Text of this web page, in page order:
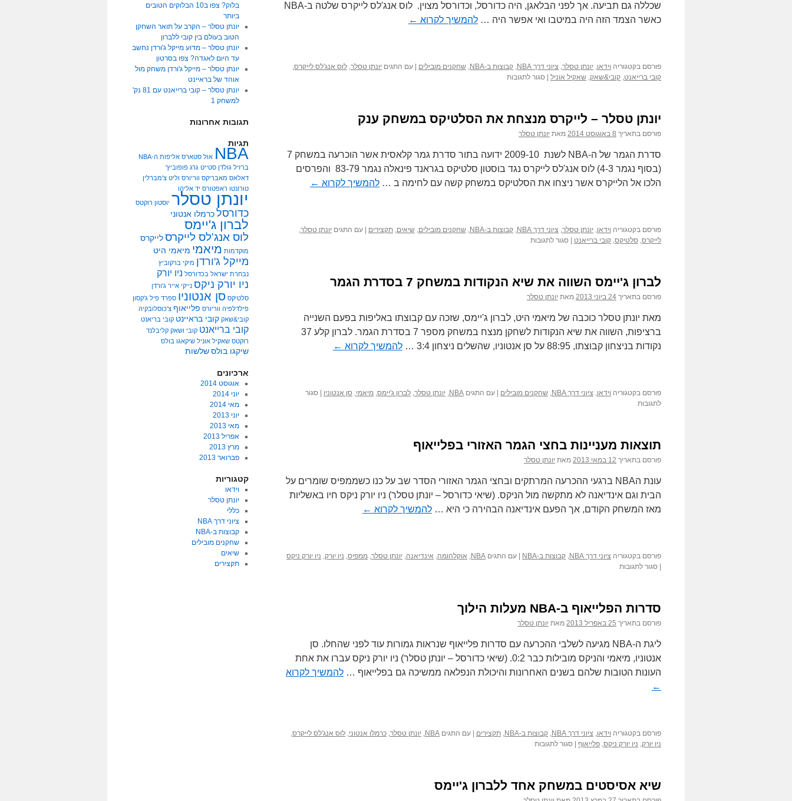
ב10
שכללה גם תביעה. אך לפני הבלאגן, היה כדורסל, וכדורסל מצוין. לוס אנג'לס לייקרס שלטה ב-NBA
כאשר הצמד הזה היה במיטבו ואי אפשר היה … להמשיך לקרוא ←
פורסם בקטגוריה וידאו, יונתן טסלר, ציוני דרך NBA , קבוצות ב-NBA , שחקנים מובילים עם התגים יונתן טסלר, לוס אנג'לס לייקרס,
קובי ברייאנט, קובי&שאק, שאקיל אוניל סגור לתגובותעל
הכי
–
טסלר
יונתן טסלר – לייקרס מנצחת את הסלטיקס במשחק ענק
פורסם בתאריך 8 באוגוסט 2014 מאת יונתן טסלר
סדרת הגמר של ה-NBA לשנת 2009-10 ידועה בתור סדרת גמר קלאסית אשר הוכרעה במשחק 7
(בסוף נגמר 4-3) לוס אנג'לס לייקרס נגד בוסטון סלטיקס בגראנד פינאלה נגמר 83-79 והפרסים
הלכו אל הלייקרס אשר ניצחו את הסלטיקס במשחק קשה עם לחימה ב … להמשיך לקרוא ←
פורסם בקטגוריה וידאו, יונתן טסלר, ציוני דרך NBA , קבוצות ב-NBA , שחקנים מובילים, שיאים, תקצירים עם התגים יונתן טסלר,
לייקרס, סלטיקס, קובי ברייאנט סגור לתגובותעל
לייקרס
מנצחת
הסלטיקס
במשחק
ענק
לברון ג'יימס השווה את שיא הנקודות במשחק 7 בסדרת הגמר
פורסם בתאריך 24 ביוני 2013 מאת יונתן טסלר
מאת יונתן טסלר כוכבה של מיאמי היט, לברון ג'יימס, שזכה עם קבוצתו באליפות בפעם השנייה
ברציפות, השווה את שיא הנקודות לשחקן מנצח במשחק מספר 7 בסדרת הגמר. לברון קלע 37
נקודות בניצחון קבוצתו, 88:95 על סן אנטוניו, שהשלים ניצחון 3:4 …
להמשיך לקרוא ←
פורסם בקטגוריה וידאו, ציוני דרך NBA , שחקנים מובילים עם התגים NBA
, יונתן טסלר, לברון ג'יימס, מיאמי, סן אנטוניו
סגור
לתגובותעל
את
במשחק
בסדרת
הגמר
תוצאות מעניינות בחצי הגמר האזורי בפלייאוף
פורסם בתאריך 12 במאי 2013 מאת יונתן טסלר
עונת הNBA ברגעי ההכרעה המרתקים ובחצי הגמר האזורי הסדר שב על כנו כשממפיס שומרים על
הבית וגם אינדיאנה לא מתקשה מול הניקס. (שיאי כדורסל – יונתן טסלר) ניו יורק ניקס חיו באשליות
מאז המשחק הקודם, אך הפעם אינדיאנה הבהירה כי היא … להמשיך לקרוא ←
פורסם בקטגוריה ציוני דרך NBA , קבוצות ב-NBA עם התגים NBA
, אוקלהומה, אינדיאנה, יונתן טסלר, ממפיס, ניו יורק, ניו יורק ניקס
סגור לתגובותעל
הגמר
האזורי
סדרות הפלייאוף ב-NBA מעלות הילוך
פורסם בתאריך 25 באפריל 2013 מאת יונתן טסלר
ליגת ה-NBA מגיעה לשלבי ההכרעה עם סדרות פלייאוף שנראות גמורות עוד לפני שהחלו. סן
אנטוניו, מיאמי והניקס מובילות כבר 0:2. (שיאי כדורסל – יונתן טסלר) ניו יורק ניקס עברו את אחת
העונות הטובות שלהם בשנים האחרונות והיכולת הנפלאה ממשיכה גם בפלייאוף … להמשיך לקרוא
←
פורסם בקטגוריה וידאו, ציוני דרך NBA , קבוצות ב-NBA , תקצירים עם התגים NBA
, יונתן טסלר, כרמלו אנטוני, לוס אנג'לס לייקרס,
ניו יורק, ניו יורק ניקס, פלייאוף סגור לתגובותעל
NBA
מעלות
שיא אסיסטים במשחק אחד ללברון ג'יימס
בלוק? צפו ב10 הבלוקים הטובים
ביותר
יונתן טסלר – הקרב על תואר השחקן
הטוב בעולם בין קובי ללברון
יונתן טסלר – מדוע מייקל ג'ורדן נחשב
עד היום לאגדה? צפו בסרטון
יונתן טסלר – מייקל ג'ורדן משחק מול
אוהד של בראיינט
יונתן טסלר – קובי ברייאנט עם 81 נק'
למשחק 1
תגובות אחרונות
תגיות
NBA אול סטארס אליפות ה-NBA
ברזיל גולדן סטייט גרג פופוביץ'
דאלאס מאבריקס ווריורס וליט צ'מברלין
טורונטו ראפטורס יד אליהו
יונתן טסלר יוסטון רוקטס
כדורסל כרמלו אנטוני
לברון ג'יימס
לוס אנג'לס לייקרס לייקרס
מוקדמות מיאמי מיאמי היט
מייקל ג'ורדן מיקי ברקוביץ
נבחרת ישראל בכדורסל ניו יורק
ניו יורק ניקס נייקי אייר ג'ורדן
סלטיקס סן אנטוניו ספרד פיל ג'קסון
פילדלפיה ווריורס פלייאוף צ'כוסלובקיה
קובי&שאק קובי בראיינט קובי בריאנט
קובי ברייאנט קובי ושאק קליבלנד
רוקטס שאקיל אוניל שיקאגו בולס
שיקגו בולס שלשות
ארכיונים
אוגוסט 2014
יוני 2014
מאי 2014
יוני 2013
מאי 2013
אפריל 2013
מרץ 2013
פברואר 2013
קטגוריות
וידאו
יונתן טסלר
כללי
ציוני דרך NBA
קבוצות ב-NBA
שחקנים מובילים
שיאים
תקצירים